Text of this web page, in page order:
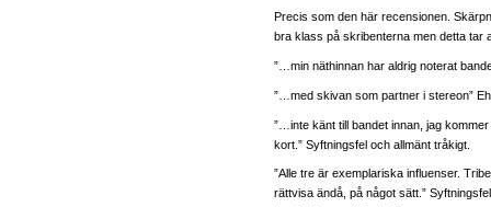
Precis som den här recensionen.
bra klass på skribenterna men detta tar
”…min näthinnan har aldrig noterat
”…med skivan som partner i stereon”
”…inte känt till bandet innan, jag
kort.” Syftningsfel och allmänt tråkigt.
”Alle tre är exemplariska influenser.
rättvisa ändå, på något sätt.”